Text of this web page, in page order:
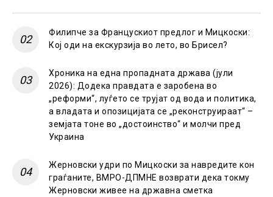
Филипче за Францускиот предлог и Мицкоски:
Кој оди на екскурзија во лето, во Брисел?
Хроника на една пропадната држава (јули
2026): Додека правдата е заробена во
„реформи“, луѓето се трујат од вода и политика,
а владата и опозицијата се „реконструираат“ –
земјата тоне во „достоинство“ и молчи пред
Украина
Жерновски удри по Мицкоски за навредите кон
граѓаните, ВМРО-ДПМНЕ возврати дека токму
Жерновски живее на државна сметка